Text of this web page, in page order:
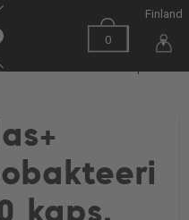
0
Finland
▼